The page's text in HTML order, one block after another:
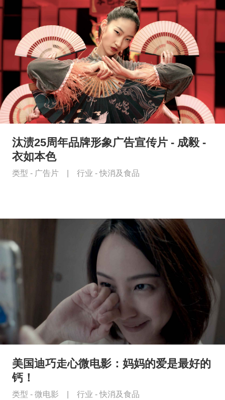
汰渍25周年品牌形象广告宣传片 - 成毅 -
衣如本色
类型 - 广告片 行业 -快消及食品
美国迪巧走心微电影：妈妈的爱是最好的
钙！
类型 - 微电影 行业 -快消及食品